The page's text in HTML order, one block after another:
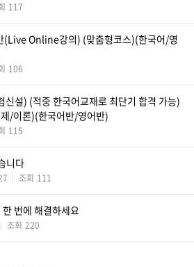
117
(Live Online강의) (맞춤형코스)(한국어/영
106
설) (적중 한국어교재로 최단기 합격 가능)
/이론)(한국어반/영어반)
115
니다
조회 111
번에 해결하세요
조회 220